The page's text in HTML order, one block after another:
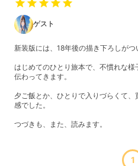
star star star star star
ゲスト
新装版には、18年後の描き下ろしがつ
はじめてのひとり旅本で、不慣れな様
伝わってきます。
夕ご飯とか、ひとりで入りづらくて
感でした。
つづきも、また、読みます。
1